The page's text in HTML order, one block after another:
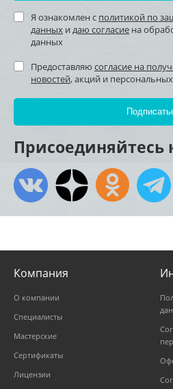
Я ознакомлен с политикой по
данных и даю согласие на
данных
Предоставляю согласие на
новостей, акций и
Присоединяйтесь
Компания
О компании
Специалисты
Мастерские
Сертификаты
Лицензии